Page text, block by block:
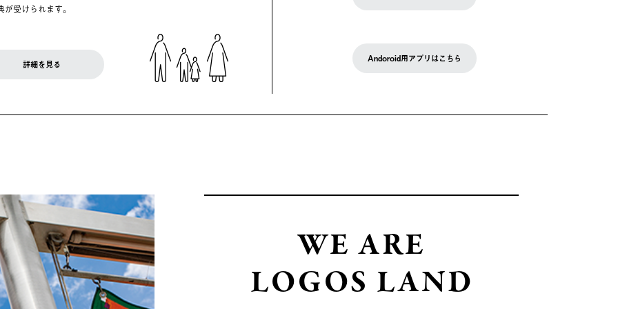
が受けられます。
詳細を見る
Andoroid用アプリはこちら
WE ARE
LOGOS LAND